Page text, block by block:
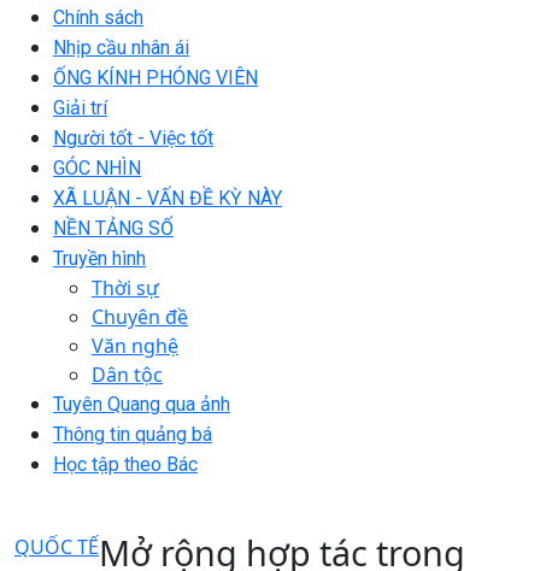
Chính sách
Nhịp cầu nhân ái
ỐNG KÍNH PHÓNG VIÊN
Giải trí
Người tốt - Việc tốt
GÓC NHÌN
XÃ LUẬN - VẤN ĐỀ KỲ NÀY
NỀN TẢNG SỐ
Truyền hình
Thời sự
Chuyên đề
Văn nghệ
Dân tộc
Tuyên Quang qua ảnh
Thông tin quảng bá
Học tập theo Bác
QUỐC TẾMở rộng hợp tác trong